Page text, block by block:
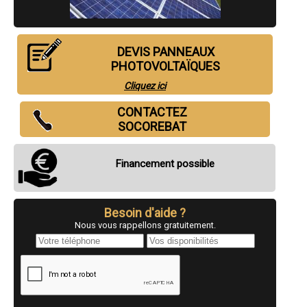
pose à Montbeton
- Installateur de panneaux solaire ( photovoltaïques ) fourniture et
- Installateur de panneaux solaire ( photovoltaïques ) fourniture et
pose à Saint-Étienne-de-Tulmont
- Installateur de panneaux solaire ( photovoltaïques ) fourniture et
pose à Lafrançaise
- Installateur de panneaux solaire ( photovoltaïques ) fourniture et
pose à La Ville-Dieu-du-Temple
- Installateur de panneaux solaire ( photovoltaïques ) fourniture et
pose à Albias
- Installateur de panneaux solaire ( photovoltaïques ) fourniture et
pose à Saint-Nicolas-de-la-Grave
pose à Septfonds
- Installateur de panneaux solaire ( photovoltaïques ) fourniture et
pose à Saint-Antonin-Noble-Val
- Installateur de panneaux solaire ( photovoltaïques ) fourniture et
pose à Réalville
- Installateur de panneaux solaire ( photovoltaïques ) fourniture et
- Installateur de panneaux solaire ( photovoltaïques ) fourniture et
pose à L'Honor-de-Cos
- Installateur de panneaux solaire ( photovoltaïques ) fourniture et
pose à Monclar-de-Quercy
pose à Corbarieu
- Installateur de panneaux solaire ( photovoltaïques ) fourniture et
DEVIS PANNEAUX
PHOTOVOLTAÏQUES
Cliquez ici
CONTACTEZ
SOCOREBAT
Financement possible
Besoin d'aide ?
Nous vous rappellons gratuitement.